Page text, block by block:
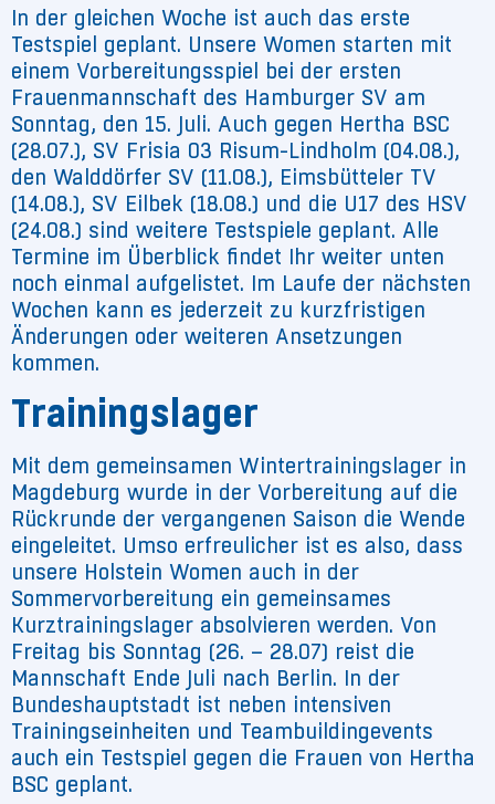
In der gleichen Woche ist auch das erste
Testspiel geplant. Unsere Women starten mit
einem Vorbereitungsspiel bei der ersten
Frauenmannschaft des Hamburger SV am
Sonntag, den 15. Juli. Auch gegen Hertha BSC
(28.07.), SV Frisia 03 Risum-Lindholm (04.08.),
den Walddörfer SV (11.08.), Eimsbütteler TV
(14.08.), SV Eilbek (18.08.) und die U17 des HSV
(24.08.) sind weitere Testspiele geplant. Alle
Termine im Überblick findet Ihr weiter unten
noch einmal aufgelistet. Im Laufe der nächsten
Wochen kann es jederzeit zu kurzfristigen
Änderungen oder weiteren Ansetzungen
kommen.
Trainingslager
Mit dem gemeinsamen Wintertrainingslager in
Magdeburg wurde in der Vorbereitung auf die
Rückrunde der vergangenen Saison die Wende
eingeleitet. Umso erfreulicher ist es also, dass
unsere Holstein Women auch in der
Sommervorbereitung ein gemeinsames
Kurztrainingslager absolvieren werden. Von
Freitag bis Sonntag (26. – 28.07) reist die
Mannschaft Ende Juli nach Berlin. In der
Bundeshauptstadt ist neben intensiven
Trainingseinheiten und Teambuildingevents
auch ein Testspiel gegen die Frauen von Hertha
BSC geplant.